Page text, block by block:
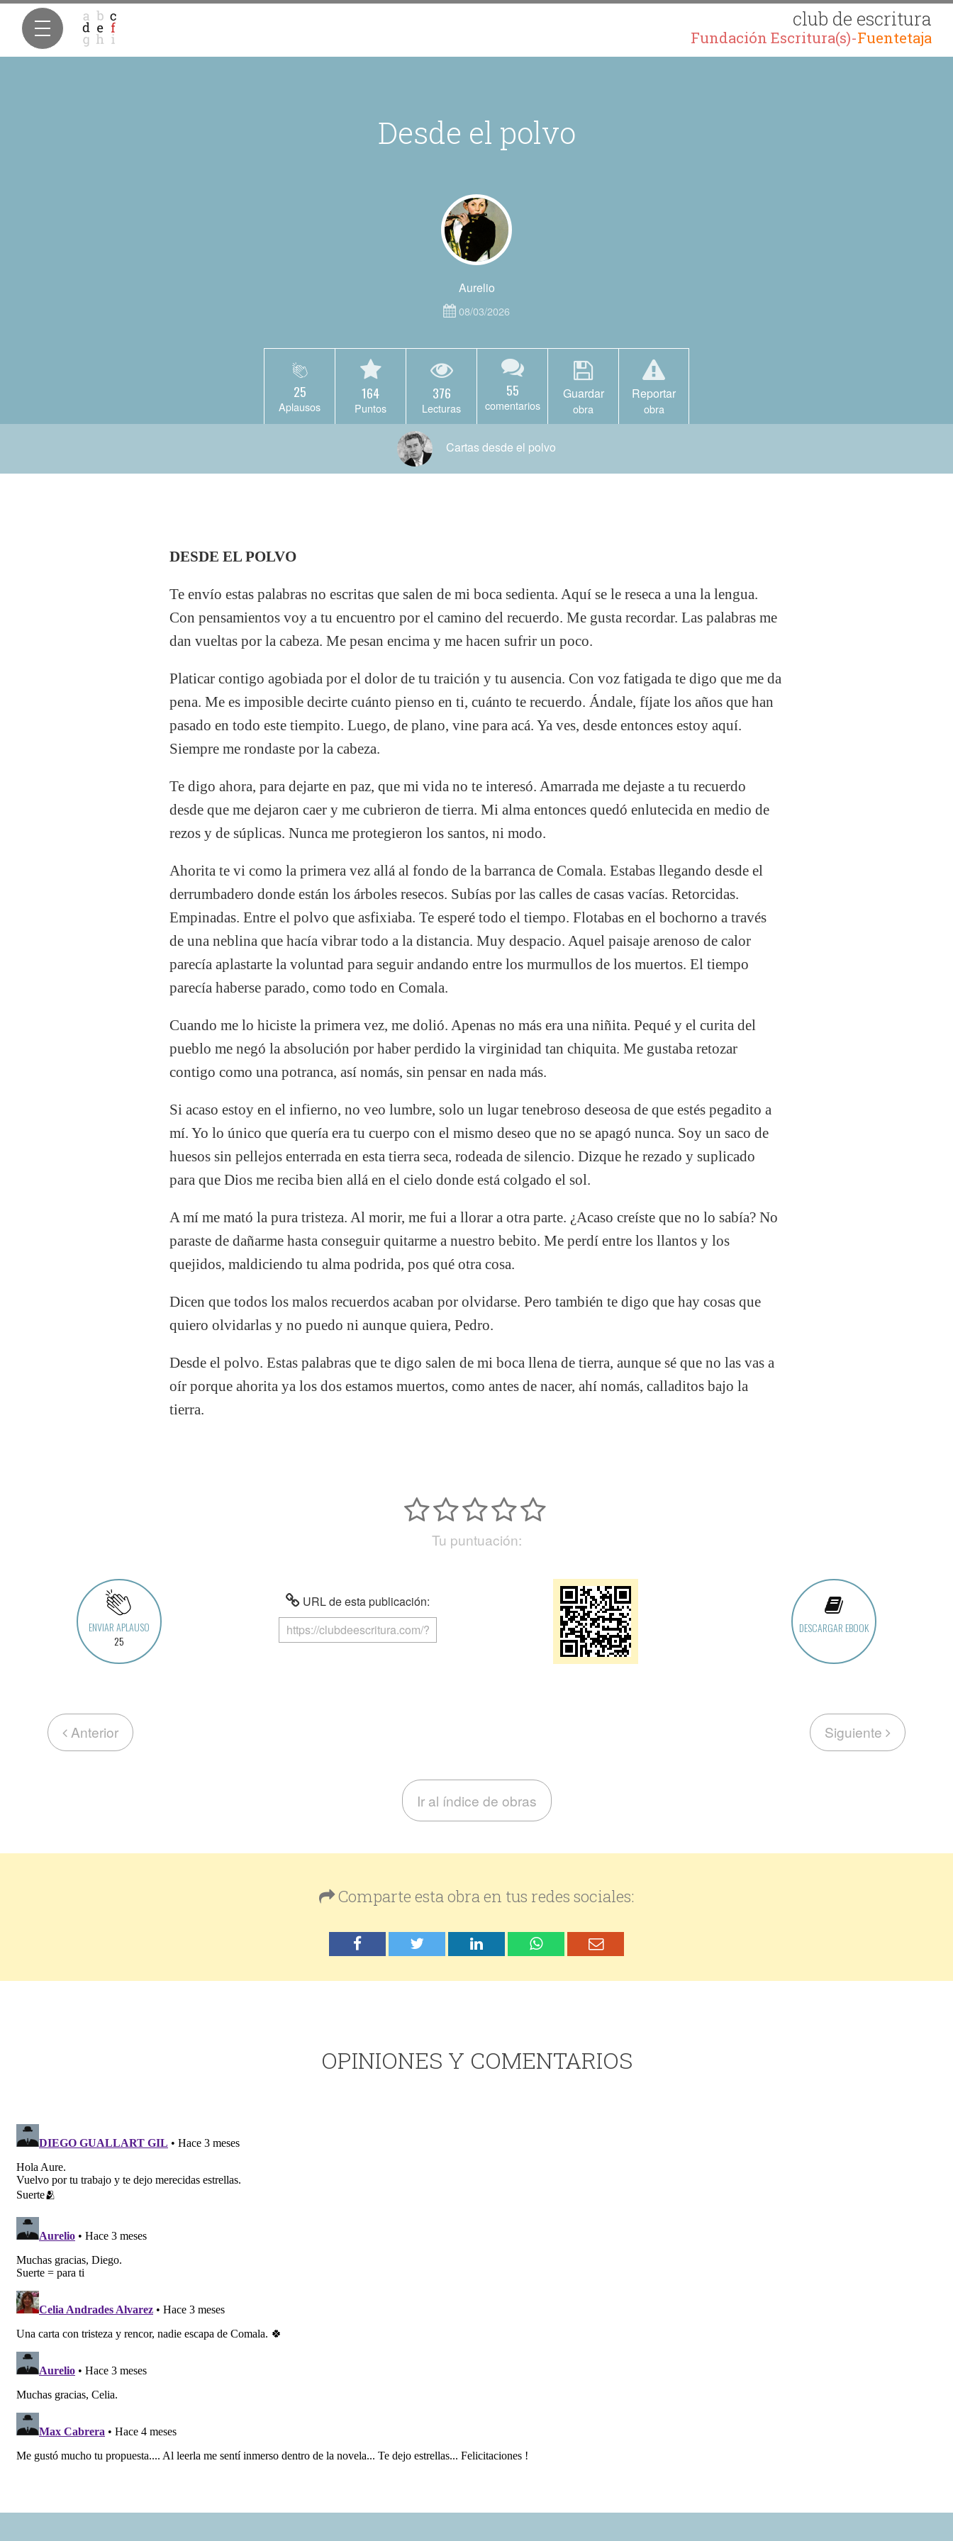
club de escritura
Fundación Escritura(s)-Fuentetaja
Desde el polvo
Aurelio
08/03/2026
25
Aplausos
164
Puntos
376
Lecturas
55
comentarios
Guardar
obra
Reportar
obra
Cartas desde el polvo
DESDE EL POLVO
Te envío estas palabras no escritas que salen de mi boca sedienta. Aquí se le reseca a una la lengua.
Con pensamientos voy a tu encuentro por el camino del recuerdo. Me gusta recordar. Las palabras me
dan vueltas por la cabeza. Me pesan encima y me hacen sufrir un poco.
Platicar contigo agobiada por el dolor de tu traición y tu ausencia. Con voz fatigada te digo que me da
pena. Me es imposible decirte cuánto pienso en ti, cuánto te recuerdo. Ándale, fíjate los años que han
pasado en todo este tiempito. Luego, de plano, vine para acá. Ya ves, desde entonces estoy aquí.
Siempre me rondaste por la cabeza.
Te digo ahora, para dejarte en paz, que mi vida no te interesó. Amarrada me dejaste a tu recuerdo
desde que me dejaron caer y me cubrieron de tierra. Mi alma entonces quedó enlutecida en medio de
rezos y de súplicas. Nunca me protegieron los santos, ni modo.
Ahorita te vi como la primera vez allá al fondo de la barranca de Comala. Estabas llegando desde el
derrumbadero donde están los árboles resecos. Subías por las calles de casas vacías. Retorcidas.
Empinadas. Entre el polvo que asfixiaba. Te esperé todo el tiempo. Flotabas en el bochorno a través
de una neblina que hacía vibrar todo a la distancia. Muy despacio. Aquel paisaje arenoso de calor
parecía aplastarte la voluntad para seguir andando entre los murmullos de los muertos. El tiempo
parecía haberse parado, como todo en Comala.
Cuando me lo hiciste la primera vez, me dolió. Apenas no más era una niñita. Pequé y el curita del
pueblo me negó la absolución por haber perdido la virginidad tan chiquita. Me gustaba retozar
contigo como una potranca, así nomás, sin pensar en nada más.
Si acaso estoy en el infierno, no veo lumbre, solo un lugar tenebroso deseosa de que estés pegadito a
mí. Yo lo único que quería era tu cuerpo con el mismo deseo que no se apagó nunca. Soy un saco de
huesos sin pellejos enterrada en esta tierra seca, rodeada de silencio. Dizque he rezado y suplicado
para que Dios me reciba bien allá en el cielo donde está colgado el sol.
A mí me mató la pura tristeza. Al morir, me fui a llorar a otra parte. ¿Acaso creíste que no lo sabía? No
paraste de dañarme hasta conseguir quitarme a nuestro bebito. Me perdí entre los llantos y los
quejidos, maldiciendo tu alma podrida, pos qué otra cosa.
Dicen que todos los malos recuerdos acaban por olvidarse. Pero también te digo que hay cosas que
quiero olvidarlas y no puedo ni aunque quiera, Pedro.
Desde el polvo. Estas palabras que te digo salen de mi boca llena de tierra, aunque sé que no las vas a
oír porque ahorita ya los dos estamos muertos, como antes de nacer, ahí nomás, calladitos bajo la
tierra.
Tu puntuación:
ENVIAR APLAUSO
25
URL de esta publicación:
DESCARGAR EBOOK
Anterior Siguiente
Ir al índice de obras
Comparte esta obra en tus redes sociales:
OPINIONES Y COMENTARIOS